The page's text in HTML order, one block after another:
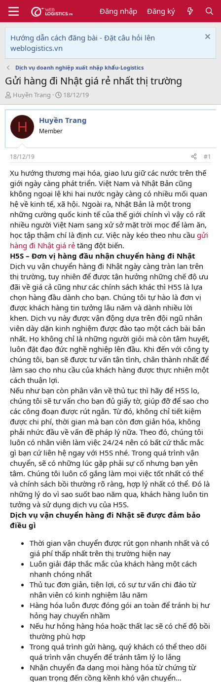
Đăng nhập Đăng ký
Hướng dẫn cách đăng bài - Đặt câu hỏi lên
weblogistics.vn
Dịch vụ doanh nghiệp xuất nhập khẩu-Logistics
Gửi hàng đi Nhật giá rẻ nhất thị trường
T
h
r
e
d
s
t
a
r
t
e
r
Huyền Trang
N
g
à
y
i
18/12/19
H Huyền Trang
Member
18/12/19 #1
Xu hướng thương mại hóa, giao lưu giữ các nước trên thế
giới ngày càng phát triển. Việt Nam và Nhật Bản cũng
không ngoại lệ khi hai nước ngày càng có nhiều mối quan
hệ về kinh tế, xã hội. Ngoài ra, Nhật Bản là một trong
những cường quốc kinh tế của thế giới chính vì vậy có rất
nhiều người Việt Nam sang xử sở mặt trời mọc để làm ăn,
học tập thậm chí là định cư. Việc này kéo theo nhu cầu gửi
hàng đi Nhật giá rẻ tăng đột biến.
H5S – Đơn vị hàng đầu nhận chuyển hàng đi Nhật
Dịch vụ vận chuyển hàng đi Nhật ngày càng tràn lan trên
thị trường, tuy nhiên để được tận hưởng những chế độ ưu
đãi về giá cả cũng như các chính sách khác thì H5S là lựa
chọn hàng đầu dành cho bạn. Chúng tôi tự hào là đơn vị
được khách hàng tin tưởng lâu năm và dành nhiều lời
khen. Dịch vụ này được vận động dựa trên đội ngũ nhân
viên dày dặn kinh nghiệm được đào tạo một cách bài bản
nhất. Họ không chỉ là những người giỏi mà còn tâm huyết,
luôn đặt đạo đức nghề nghiệp lên đầu. Khi đến với công ty
chúng tôi, bạn sẽ được tư vấn tận tình, chân thành nhất để
làm sao cho nhu cầu của khách hàng được thực nhiện một
cách thuận lợi.
Nếu như bạn còn phân vân về thủ tục thì hãy để H5S lo,
chúng tôi sẽ tư vấn cho bạn đủ giấy tờ, giúp đỡ để sao cho
các công đoạn được rút ngắn. Từ đó, không chỉ tiết kiệm
được chi phí, thời gian mà bạn còn đơn giản hóa, không
phải nhức đầu về vấn đề pháp lý nữa. Theo đó, chúng tôi
luôn có nhân viên làm việc 24/24 nên có bất cứ thắc mắc
gì bạn cứ liên hệ ngay với H5S nhé. Trong quá trình vận
chuyển, sẽ có những lúc gặp phải sự cố nhưng bạn yên
tâm. Chúng tôi luôn cố gắng làm mọi việc tốt nhất có thể
và chính sách bồi thường rõ ràng, hợp lý nhất có thể. Đó là
những lý do vì sao suốt bao năm qua, khách hàng luôn tin
tưởng và sử dụng dịch vụ của H5S.
Dịch vụ vận chuyển hàng đi Nhật sẽ được đảm bảo
điều gì
Thời gian vận chuyển được rút gọn nhanh nhất và có
giá phí thấp nhất trên thị trường hiện nay
Luôn giải đáp thắc mắc của khách hàng một cách
nhanh chóng nhất
Thủ tục đơn giản, tiện lợi, có sự tư vấn chi đáo từ
nhân viên có kinh nghiệm lâu năm
Hàng hóa luôn được đóng gói an toàn để tránh bị hư
hỏng hay chuyển nhầm
Nếu hư hỏng hàng hóa hoặc thất lạc sẽ có chế độ bồi
thường phù hợp
Trong quá trình gửi hàng, quý khách có thể theo dõi
quá trình vận chuyển để tránh tâm lý lo lắng
Nhận chuyển đa dạng mọi hàng hóa từ chứng từ
quan trọng đến cồng kềnh khó vận chuyển…